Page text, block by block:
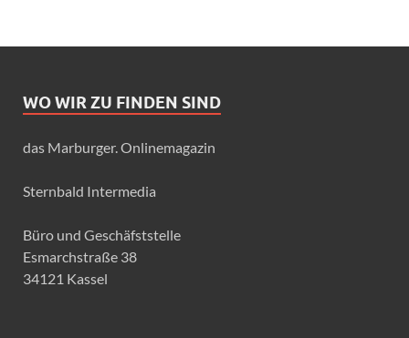
WO WIR ZU FINDEN SIND
das Marburger. Onlinemagazin
Sternbald Intermedia
Büro und Geschäfststelle
Esmarchstraße 38
34121 Kassel